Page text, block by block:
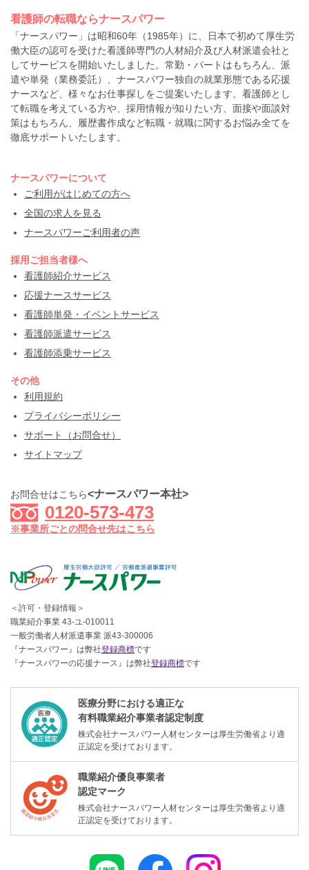
看護師の転職ならナースパワー
「ナースパワー」は昭和60年（1985年）に、日本で初めて厚生労
働大臣の認可を受けた看護師専門の人材紹介及び人材派遣会社と
してサービスを開始いたしました。常勤・パートはもちろん、派
遣や単発（業務委託）、ナースパワー独自の就業形態である応援
ナースなど、様々なお仕事探しをご提案いたします。看護師とし
て転職を考えている方や、採用情報が知りたい方、面接や面談対
策はもちろん、履歴書作成など転職・就職に関するお悩み全てを
徹底サポートいたします。
ナースパワーについて
ご利用がはじめての方へ
全国の求人を見る
ナースパワーご利用者の声
採用ご担当者様へ
看護師紹介サービス
応援ナースサービス
看護師単発・イベントサービス
看護師派遣サービス
看護師添乗サービス
その他
利用規約
プライバシーポリシー
サポート（お問合せ）
サイトマップ
お問合せはこちら<ナースパワー本社>
0120-573-473
※事業所ごとの問合せ先はこちら
＜許可・登録情報＞
職業紹介事業 43-ユ-010011
一般労働者人材派遣事業 派43-300006
『ナースパワー』は弊社登録商標です
『ナースパワーの応援ナース』は弊社登録商標です
医療分野における適正な
有料職業紹介事業者認定制度
株式会社ナースパワー人材センターは厚生労働省より適
正認定を受けております。
職業紹介優良事業者
認定マーク
株式会社ナースパワー人材センターは厚生労働省より適
正認定を受けております。